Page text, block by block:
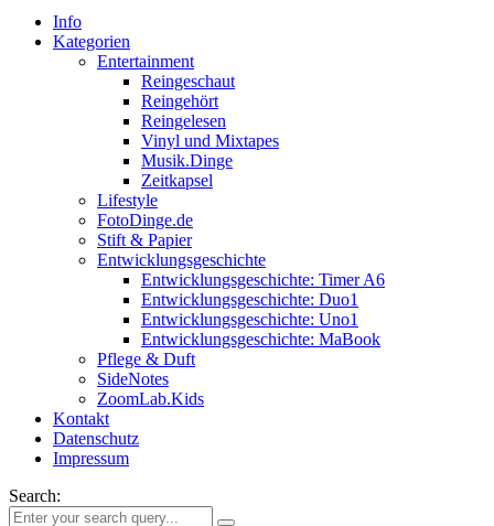
Info
Kategorien
Entertainment
Reingeschaut
Reingehört
Reingelesen
Vinyl und Mixtapes
Musik.Dinge
Zeitkapsel
Lifestyle
FotoDinge.de
Stift & Papier
Entwicklungsgeschichte
Entwicklungsgeschichte: Timer A6
Entwicklungsgeschichte: Duo1
Entwicklungsgeschichte: Uno1
Entwicklungsgeschichte: MaBook
Pflege & Duft
SideNotes
ZoomLab.Kids
Kontakt
Datenschutz
Impressum
Search: